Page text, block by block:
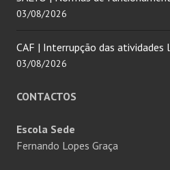
03/08/2026
CAF | Interrupção das
03/08/2026
CONTACTOS
Escola Sede
Fernando Lopes Graça